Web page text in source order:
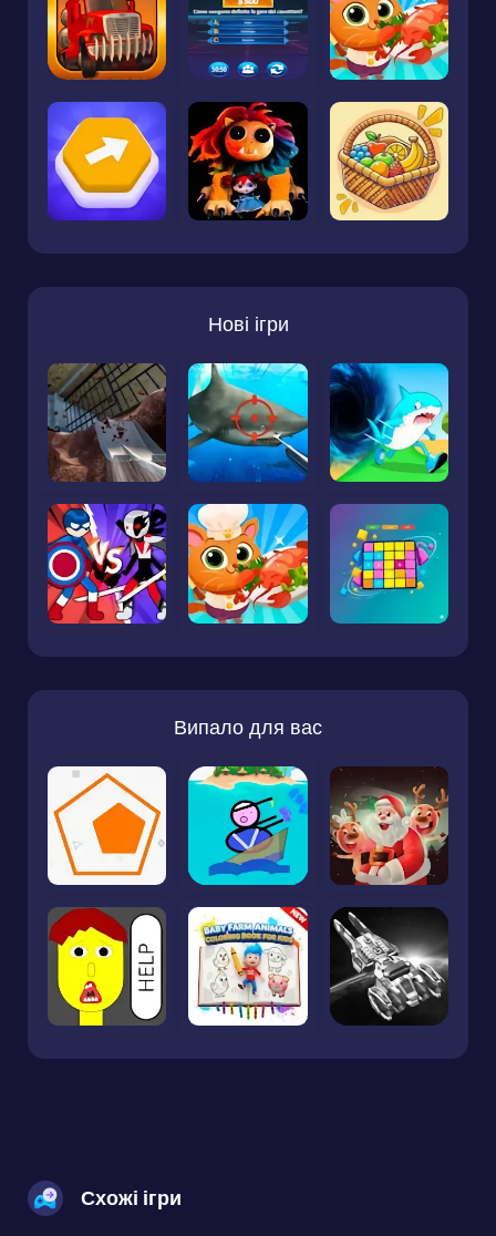
Нові ігри
Випало для вас
Схожі ігри